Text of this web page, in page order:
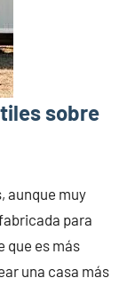
sobre
aunque muy
para
que es más
una casa más